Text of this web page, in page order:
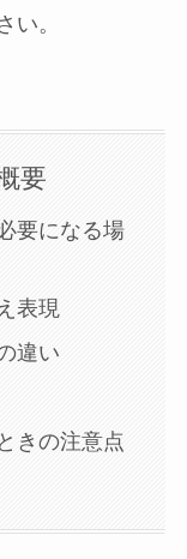
い。
要
要になる場
表現
違い
きの注意点